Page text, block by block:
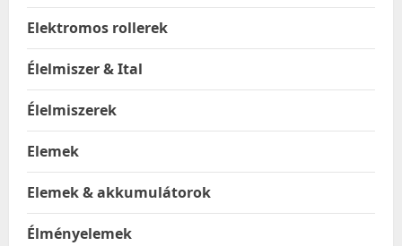
Elektromos rollerek
Élelmiszer & Ital
Élelmiszerek
Elemek
Elemek & akkumulátorok
Élményelemek